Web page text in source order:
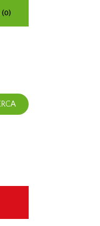
(0)